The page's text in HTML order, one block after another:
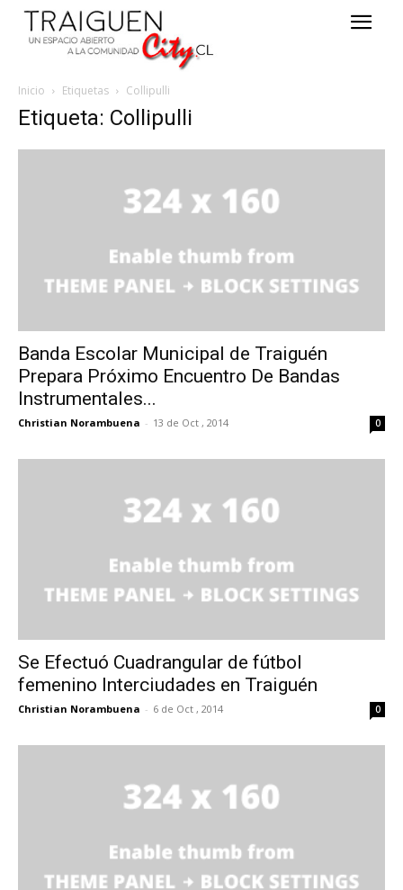
Inicio Etiquetas Collipulli
Etiqueta: Collipulli
Banda Escolar Municipal de Traiguén
Prepara Próximo Encuentro De Bandas
Instrumentales...
Christian Norambuena - 13 de Oct , 2014 0
Se Efectuó Cuadrangular de fútbol
femenino Interciudades en Traiguén
Christian Norambuena - 6 de Oct , 2014 0